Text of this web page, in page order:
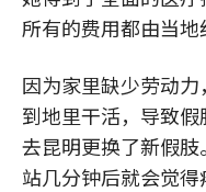
所有的费用都由当地
因为家里缺少劳动力
到地里干活，导致
去昆明更换了新假肢
站几分钟后就会觉